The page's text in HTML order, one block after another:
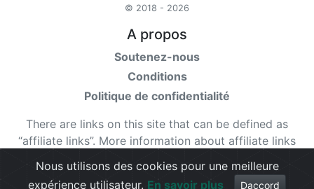
© 2018 - 2026
A propos
Soutenez-nous
Conditions
Politique de confidentialité
There are links on this site that can be defined as
“affiliate links”. More information about affiliate links
Check ourtermsfor more details.
Nous utilisons des cookies pour une meilleure
expérience utilisateur. En savoir plus Daccord